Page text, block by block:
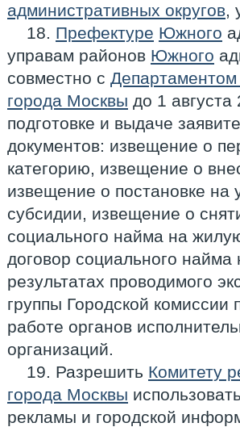
административных округов,
18. Префектуре Южного
управам районов Южного
совместно с
города Москвы до 1 августа
подготовке и выдаче
документов: извещение о
категорию, извещение о
извещение о постановке на
субсидии, извещение о
социального найма на
договор социального
результатах проводимого
группы Городской
работе органов
организаций.
19. Разрешить Комитету
города Москвы
рекламы и городской